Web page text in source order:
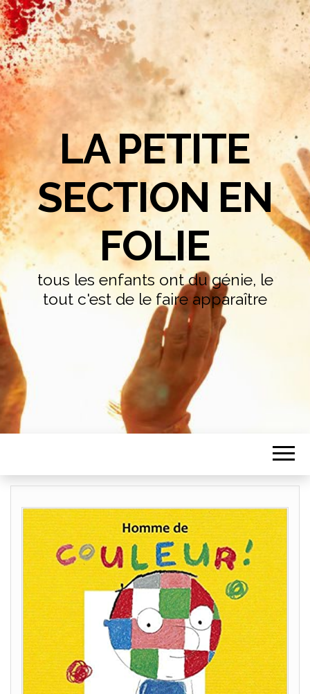
LA PETITE
SECTION EN
FOLIE
tous les enfants ont du génie, le
tout c'est de le faire apparaître